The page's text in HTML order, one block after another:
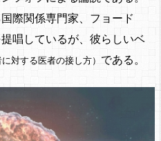
際関係専門家、フョード
唱しているが、彼らしいベ
に対する医者の接し方） である。